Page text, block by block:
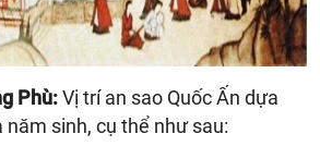
Phù:Vị trí an sao Quốc Ấn dựa
sinh, cụ thể như sau: